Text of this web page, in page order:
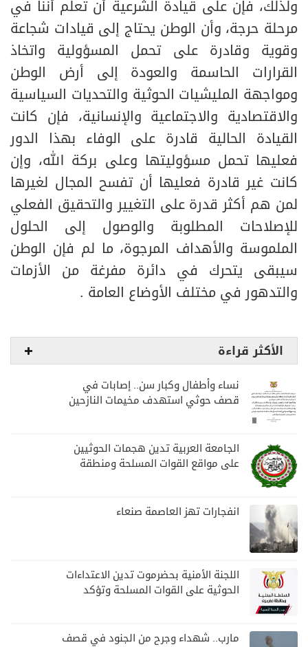
ولذلك، فإن على قيادة الشرعية أن تعلم أننا في
مرحلة حرجة، وأن الوطن يحتاج إلى قيادات شجاعة
وقوية وقادرة على تحمل المسؤولية واتخاذ
القرارات الحاسمة والعودة إلى أرض الوطن
ومواجهة المليشيات الحوثية والتحديات السياسية
والاقتصادية والاجتماعية والإنسانية، فإن كانت
القيادة الحالية قادرة على الوفاء بهذا الدور
فعليها تحمل مسؤوليتها وعلى بركة الله، وإن
كانت غير قادرة فعليها أن تفسح المجال لغيرها
لمن هم أكثر قدرة على التغيير والتحقيق الفعلي
للإصلاحات المطلوبة والوصول إلى الحلول
الملموسة والأهداف المرجوة، ما لم فإن الوطن
سيبقى يتحرك في دائرة مفرغة من الأزمات
والتدهور في مختلف الأوضاع العامة .
الأكثر قراءة
نساء وأطفال وكبار سن.. إصابات في
قصف حوثي استهدف مخيمات النازحين
الجامعة العربية تدين هجمات الحوثيين
على مواقع القوات المسلحة ومنطقة
انفجارات تهز العاصمة صنعاء
اللجنة الأمنية بحضرموت تدين الاعتداءات
الحوثية على القوات المسلحة وتؤكد
مارب.. شهداء وجرح من الجنود في قصف